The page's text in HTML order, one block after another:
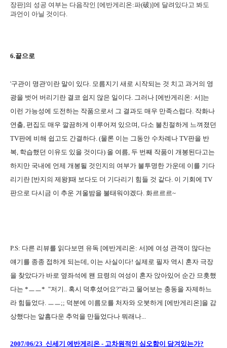
장판]의 성공 여부는 다음작인 [에반게리온:파(破)]에 달려있다고 봐도
과언이 아닐 것이다.
6.끝으로
'구관이 명관'이란 말이 있다. 모름지기 새로 시작되는 것 치고 과거의 영
광을 벗어 버리기란 결코 쉽지 않은 일이다. 그러나 [에반게리온: 서]는
이런 가능성에 도전하는 작품으로서 그 결과도 매우 만족스럽다. 작화나
연출, 편집도 매우 깔끔하게 이루어져 있으며, 다소 불친절하게 느껴졌던
TV판에 비해 쉽고도 간결하다. (물론 이는 그동안 수차례나 TV판을 반
복, 학습했던 이유도 있을 것이다) 올 여름, 두 번째 작품이 개봉된다고는
하지만 국내에 언제 개봉될 것인지의 여부가 불투명한 가운데 이를 기다
리기란 [반지의 제왕]때 보다도 더 기다리기 힘들 것 같다. 이 기회에 TV
판으로 다시금 이 추운 겨울밤을 불태워야겠다. 화르르르~
P.S: 다른 리뷰를 읽다보면 유독 [에반게리온: 서]에 여성 관객이 많다는
얘기를 종종 접하게 되는데, 이는 사실이다! 실제로 필자 역시 혼자 극장
을 찾았다가 바로 옆좌석에 왠 묘령의 여성이 혼자 앉아있어 순간 므흣했
다는 *ㅡㅡ* "저기.. 혹시 덕후셨어요?"라고 물어보는 충동을 자제하느
라 힘들었다. ㅡㅡ;; 덕분에 이름모를 처자와 오붓하게 [에반게리온]을 감
상했다는 알흠다운 추억을 만들었다나 뭐래나...
2007/06/23 신세기 에반게리온 - 고차원적인 심오함이 담겨있는가?